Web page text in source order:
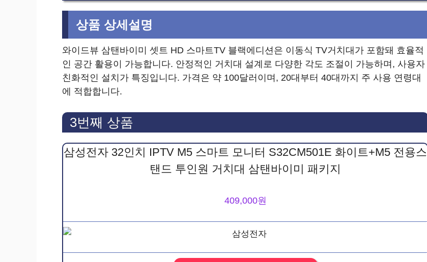
상품 상세설명
와이드뷰 삼탠바이미 셋트 HD 스마트TV 블랙에디션은 이동식 TV거치대가 포함돼 효율적
인 공간 활용이 가능합니다. 안정적인 거치대 설계로 다양한 각도 조절이 가능하며, 사용자
친화적인 설치가 특징입니다. 가격은 약 100달러이며, 20대부터 40대까지 주 사용 연령대
에 적합합니다.
3번째 상품
삼성전자 32인치 IPTV M5 스마트 모니터 S32CM501E 화이트+M5 전용스
탠드 투인원 거치대 삼탠바이미 패키지
409,000원